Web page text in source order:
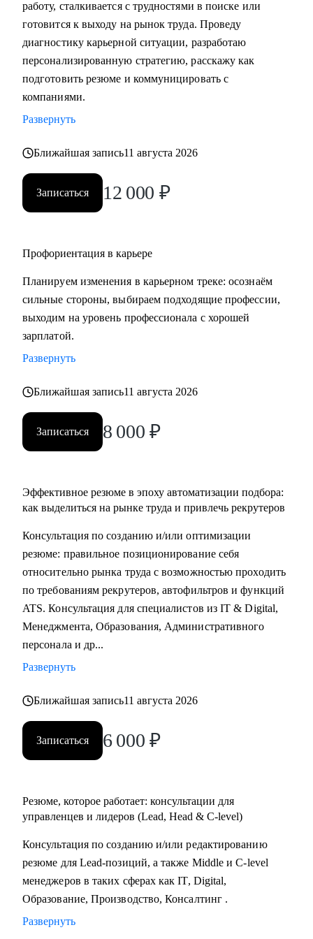
• Подготовка к собеседованию (скрининг с HR, финальное
с руководителем, опционально - подготовиться к
техническому собеседованию).
• Зарплатные переговоры (повышение или переговоры на
собеседовании).
сделать так, чтобы руководитель заметил и наконец начал
Кому могу помочь:
• Студентам бакалавриата/магистратуры/аспирантуры
технических направлений;
Digital, Образование);
• Middle и C-level менеджерам.
• Основные направления:
- IT (разработка, тестирование, администрирование,
информационная безопасность),
Компьютерное зрение,
- Digital (маркетологи, дизайнеры, исследователи,
редакторы, smm)
- Education Tech (Педагогические дизайнеры, методологи)
Про мой опыт:
Операционным директором после годового перерыва от
full-time занятости.
• Трижды проходила переквалификацию, имею высшее
медицинское образование, опыт в сфере информационной
безопасности (Wallarm), Edtech (Geekbrains, Яндекс
Практикум, QA Guru) и высшего образования (Сколтех).
• Регулярно прохожу обучение на коротких курсах, чтобы
глубже разбираться в профессиях, по которым
Как я работаю:
клиента,
бренд,
крупных компаний.
работу, сталкивается с трудностями в поиске или
готовится к выходу на рынок труда. Проведу
диагностику карьерной ситуации, разработаю
персонализированную стратегию, расскажу как
подготовить резюме и коммуницировать с
компаниями.
Развернуть
Ближайшая запись11 августа 2026
Записаться 12 000 ₽
Профориентация в карьере
Планируем изменения в карьерном треке: осознаём
сильные стороны, выбираем подходящие профессии,
выходим на уровень профессионала с хорошей
зарплатой.
Развернуть
Ближайшая запись11 августа 2026
Записаться 8 000 ₽
Эффективное резюме в эпоху автоматизации подбора:
как выделиться на рынке труда и привлечь рекрутеров
Консультация по созданию и/или оптимизации
резюме: правильное позиционирование себя
относительно рынка труда с возможностью проходить
по требованиям рекрутеров, автофильтров и функций
ATS. Консультация для специалистов из IT & Digital,
Менеджмента, Образования, Административного
персонала и др...
Развернуть
Ближайшая запись11 августа 2026
Записаться 6 000 ₽
Резюме, которое работает: консультации для
управленцев и лидеров (Lead, Head & C-level)
Консультация по созданию и/или редактированию
резюме для Lead-позиций, а также Middle и C-level
менеджеров в таких сферах как IT, Digital,
Образование, Производство, Консалтинг .
Развернуть